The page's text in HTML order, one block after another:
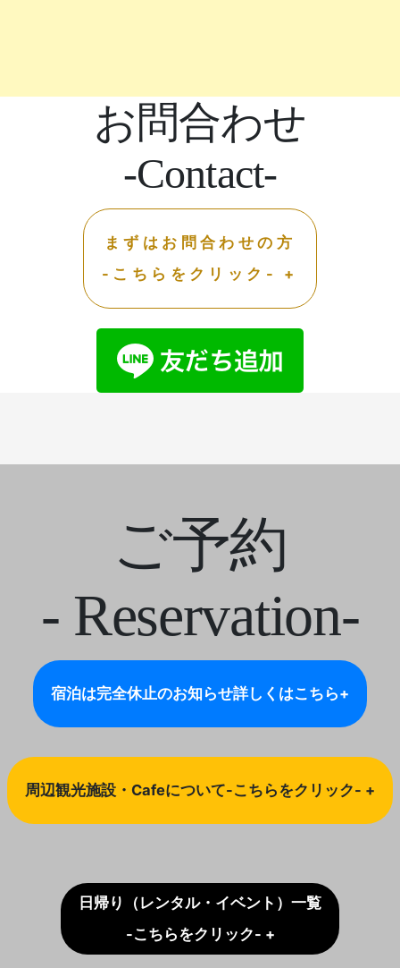
お問合わせ
-Contact-
まずはお問合わせの方
-こちらをクリック- +
ご予約
- Reservation-
宿泊は完全休止のお知らせ詳しくはこちら+
周辺観光施設・Cafeについて-こちらをクリック- +
日帰り（レンタル・イベント）一覧
-こちらをクリック- +